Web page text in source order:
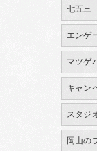
七五三
エンゲ
マツゲ
キャン
スタジ
岡山の